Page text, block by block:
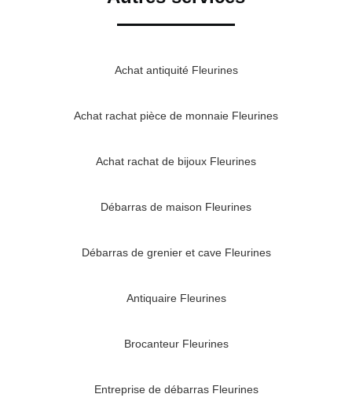
Achat antiquité Fleurines
Achat rachat pièce de monnaie Fleurines
Achat rachat de bijoux Fleurines
Débarras de maison Fleurines
Débarras de grenier et cave Fleurines
Antiquaire Fleurines
Brocanteur Fleurines
Entreprise de débarras Fleurines